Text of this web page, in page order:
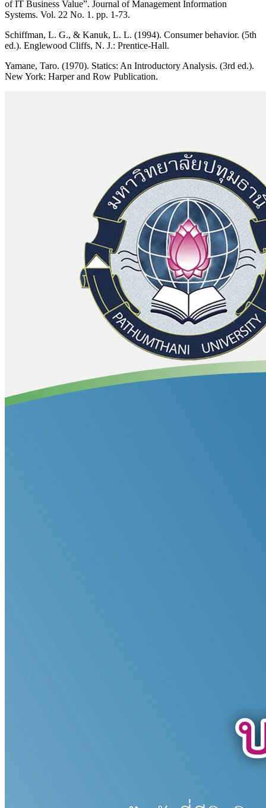
of IT Business Value”. Journal of Management Information
Systems. Vol. 22 No. 1. pp. 1-73.
Schiffman, L. G., & Kanuk, L. L. (1994). Consumer behavior. (5th
ed.). Englewood Cliffs, N. J.: Prentice-Hall.
Yamane, Taro. (1970). Statics: An Introductory Analysis. (3rd ed.).
New York: Harper and Row Publication.